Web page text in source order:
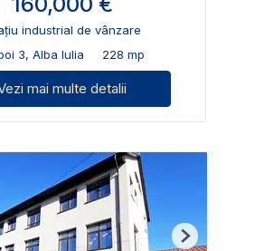
industrial de vânzare
3, Alba Iulia
228 mp
mai multe detalii
Next